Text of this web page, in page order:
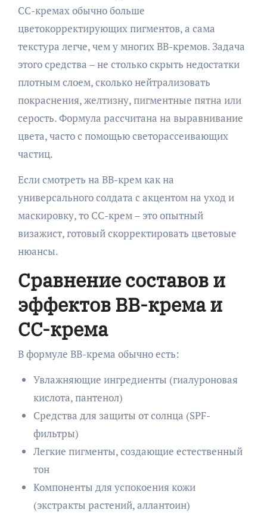
CC-кремах обычно больше
цветокорректирующих пигментов, а сама
текстура легче, чем у многих BB-кремов. Задача
этого средства – не столько скрыть недостатки
плотным слоем, сколько нейтрализовать
покраснения, желтизну, пигментные пятна или
серость. Формула рассчитана на выравнивание
цвета, часто с помощью светорассеивающих
частиц.
Если смотреть на BB-крем как на
универсального солдата с акцентом на уход и
маскировку, то CC-крем – это опытный
визажист, готовый скорректировать цветовые
нюансы.
Сравнение составов и
эффектов BB-крема и
CC-крема
В формуле BB-крема обычно есть:
Увлажняющие ингредиенты (гиалуроновая
кислота, пантенол)
Средства для защиты от солнца (SPF-
фильтры)
Легкие пигменты, создающие естественный
тон
Компоненты для успокоения кожи
(экстракты растений, аллантоин)